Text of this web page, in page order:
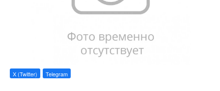
X (Twitter) Telegram